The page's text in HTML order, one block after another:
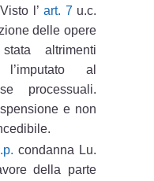
l’art. 7 u.c.
delle opere
altrimenti
al
processuali.
e non
condanna Lu.
della parte